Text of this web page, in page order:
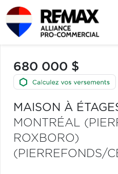
680 000 $
MAISON À
MONTRÉAL
ROXBORO)
(PIERREFONDS/